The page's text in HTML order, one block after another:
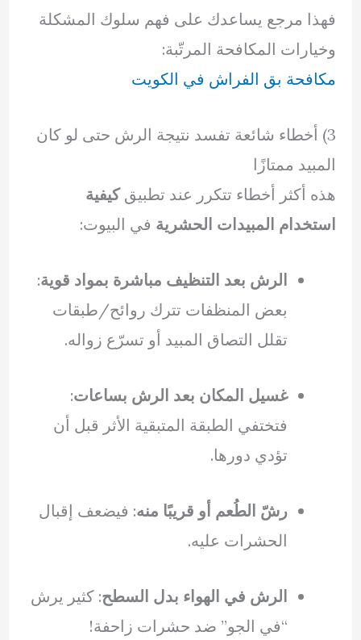
فهذا مرجع يساعدك على فهم سلوك المشكلة
وخيارات المكافحة المرتّبة:
مكافحة بق الفراش في الكويت
3) أخطاء شائعة تفسد نتيجة الرش حتى لو كان
المبيد ممتازًا
هذه أكثر أخطاء تتكرر عند تطبيقكيفية
استخدام المبيدات الحشرية في البيوت:
الرش بعد التنظيف مباشرة بمواد قوية:
بعض المنظفات تترك روائح/طبقات
تقلل التصاق المبيد أو تسرّع زواله.
غسيل المكان بعد الرش بساعات:
فتختفي الطبقة المتبقية الأثر قبل أن
تؤدي دورها.
رشّ الطُعم أو قريبًا منه: فيضعف إقبال
الحشرات عليه.
الرش في الهواء بدل السطح: كثير يرش
“في الجو” ضد حشرات زاحفة!